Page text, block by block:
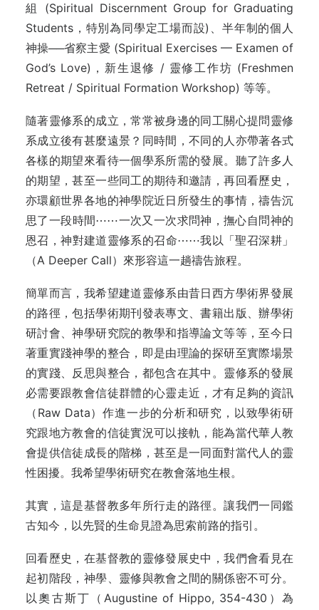
組 (Spiritual Discernment Group for Graduating
Students，特別為同學定工場而設)、半年制的個人
神操──省察主愛 (Spiritual Exercises — Examen of
God’s Love)，新生退修 / 靈修工作坊 (Freshmen
Retreat / Spiritual Formation Workshop) 等等。
隨著靈修系的成立，常常被身邊的同工關心提問靈修
系成立後有甚麼遠景？同時間，不同的人亦帶著各式
各樣的期望來看待一個學系所需的發展。聽了許多人
的期望，甚至一些同工的期待和邀請，再回看歷史，
亦環顧世界各地的神學院近日所發生的事情，禱告沉
思了一段時間⋯⋯一次又一次求問神，撫心自問神的
恩召，神對建道靈修系的召命⋯⋯我以「聖召深耕」
（A Deeper Call）來形容這一趟禱告旅程。
簡單而言，我希望建道靈修系由昔日西方學術界發展
的路徑，包括學術期刊發表專文、書籍出版、辦學術
研討會、神學研究院的教學和指導論文等等，至今日
著重實踐神學的整合，即是由理論的探研至實際場景
的實踐、反思與整合，都包含在其中。靈修系的發展
必需要跟教會信徒群體的心靈走近，才有足夠的資訊
（Raw Data）作進一步的分析和研究，以致學術研
究跟地方教會的信徒實況可以接軌，能為當代華人教
會提供信徒成長的階梯，甚至是一同面對當代人的靈
性困擾。我希望學術研究在教會落地生根。
其實，這是基督教多年所行走的路徑。讓我們一同鑑
古知今，以先賢的生命見證為思索前路的指引。
回看歷史，在基督教的靈修發展史中，我們會看見在
起初階段，神學、靈修與教會之間的關係密不可分。
以奧古斯丁（Augustine of Hippo, 354-430）為